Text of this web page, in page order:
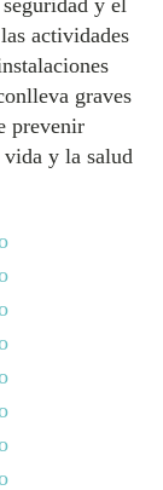
y el
actividades
graves
prevenir
vida y la salud